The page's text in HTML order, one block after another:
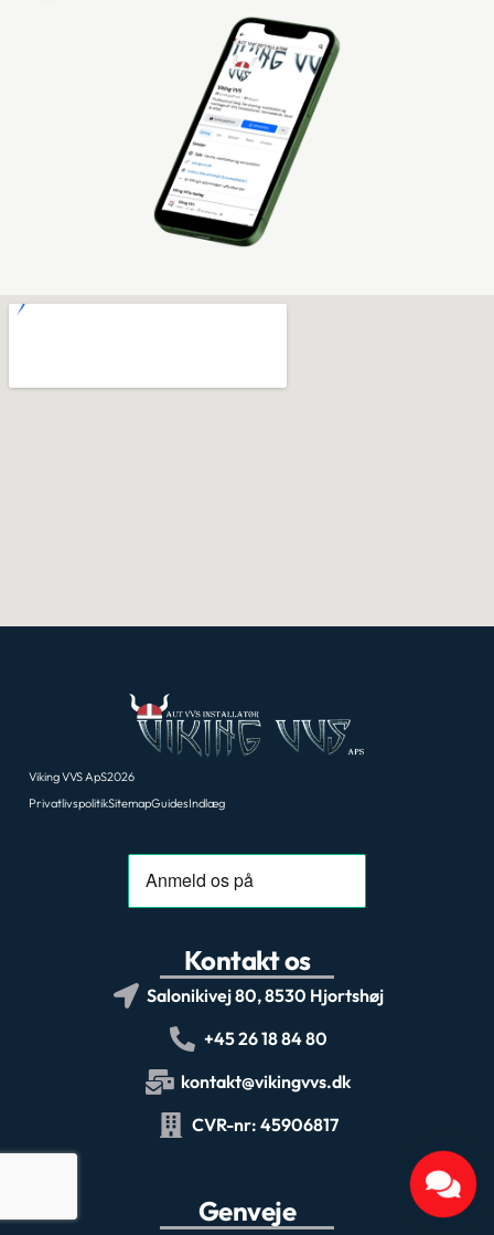
Viking VVS ApS2026
PrivatlivspolitikSitemapGuidesIndlæg
Kontakt os
Salonikivej 80, 8530 Hjortshøj
+45 26 18 84 80
kontakt@vikingvvs.dk
CVR-nr: 45906817
Genveje